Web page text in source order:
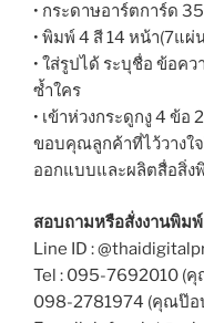
• กระดาษอาร์ตการ์ด
• พิมพ์ 4 สี 14 หน้า(7แผ่
• ใส่รูปได้ ระบุชื่อ ข้อคว
ซ้ำใคร
• เข้าห่วงกระดูกงู 4 ข้อ
ขอบคุณลูกค้าที่ไว้วางใ
ออกแบบและผลิตสื่อสิ่ง
สอบถามหรือสั่งงานพิมพ์
Line ID :
Tel : 095-7692010 (
098-2781974 (คุณป๊อ